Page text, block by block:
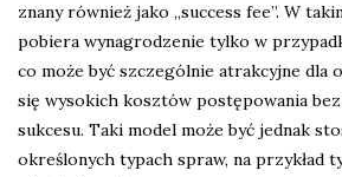
znany również jako „success fee”. W
pobiera wynagrodzenie tylko w
co może być szczególnie atrakcyjne dla
się wysokich kosztów postępowania
sukcesu. Taki model może być jednak
określonych typach spraw, na przykład